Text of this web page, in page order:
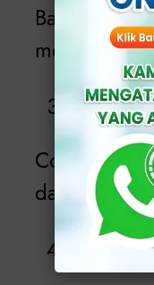
Bakteri ini
Contohnya
dan rahim,